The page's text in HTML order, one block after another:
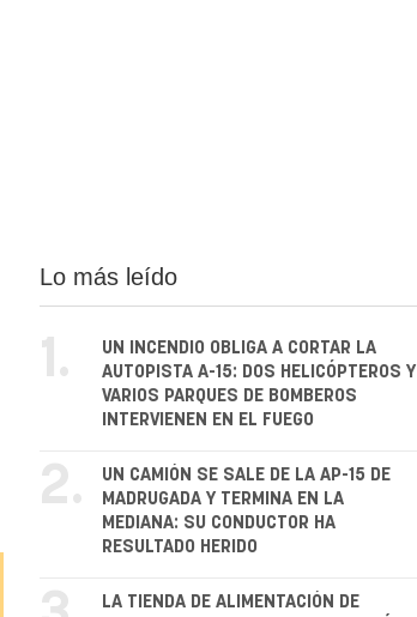
Lo más leído
1.
UN INCENDIO OBLIGA A CORTAR LA
AUTOPISTA A-15: DOS HELICÓPTEROS Y
VARIOS PARQUES DE BOMBEROS
INTERVIENEN EN EL FUEGO
2.
UN CAMIÓN SE SALE DE LA AP-15 DE
MADRUGADA Y TERMINA EN LA
MEDIANA: SU CONDUCTOR HA
RESULTADO HERIDO
LA TIENDA DE ALIMENTACIÓN DE